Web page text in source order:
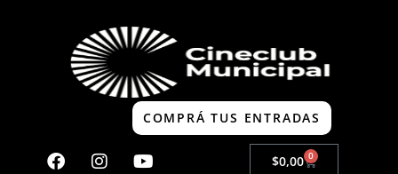
COMPRÁ TUS ENTRADAS
$0,00 0